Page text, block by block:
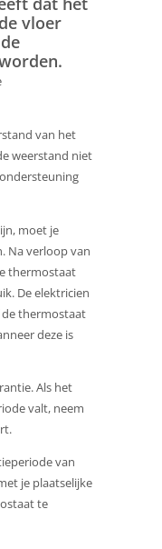
vloer
van het
weerstand niet
moet je
Na verloop van
thermostaat
De elektricien
thermostaat
deze is
Als het
valt, neem
van
je plaatselijke
te